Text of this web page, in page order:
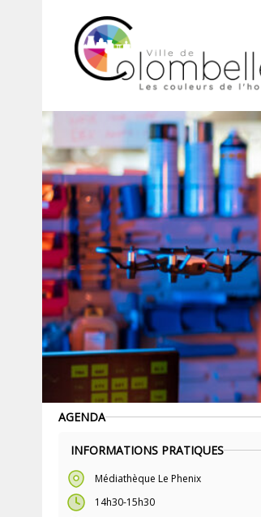
AGENDA
INFORMATIONS PRATIQUES
Médiathèque Le Phenix
14h30-15h30